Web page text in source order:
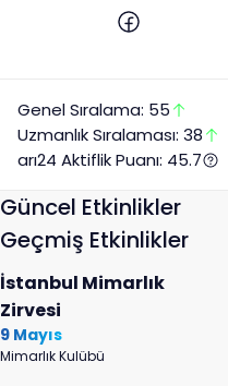
Genel Sıralama: 55
UzmanlıkSıralaması: 38
arı24 Aktiflik Puanı: 45.7
Güncel Etkinlikler
Geçmiş Etkinlikler
İstanbul Mimarlık
Zirvesi
9 Mayıs
Mimarlık Kulübü